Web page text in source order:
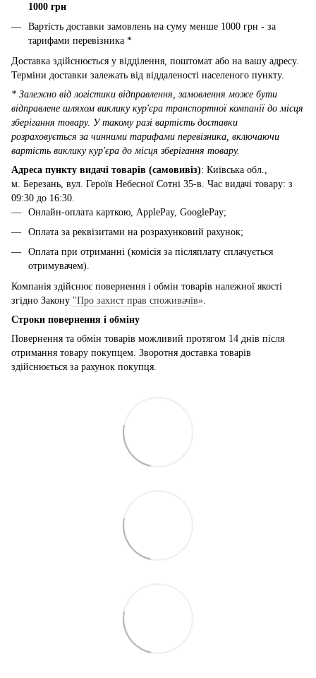
1000 грн
Вартість доставки замовлень на суму менше 1000 грн - за
тарифами перевізника *
Доставка здійснюється у відділення, поштомат або на вашу адресу.
Терміни доставки залежать від віддаленості населеного пункту.
* Залежно від логістики відправлення, замовлення може бути
відправлене шляхом виклику кур'єра транспортної компанії до місця
зберігання товару. У такому разі вартість доставки
розраховується за чинними тарифами перевізника, включаючи
вартість виклику кур'єра до місця зберігання товару.
Адреса пункту видачі товарів (самовивіз): Київська обл.,
м. Березань, вул. Героїв Небесної Сотні 35-в. Час видачі товару: з
09:30 до 16:30.
Онлайн-оплата карткою, ApplePay, GooglePay;
Оплата за реквізитами на розрахунковий рахунок;
Оплата при отриманні (комісія за післяплату сплачується
отримувачем).
Компанія здійснює повернення і обмін товарів належної якості
згідно Закону "Про захист прав споживачів»
Строки повернення і обміну
Повернення та обмін товарів можливий протягом 14 днів після
отримання товару покупцем. Зворотня доставка товарів
здійснюється за рахунок покупця.